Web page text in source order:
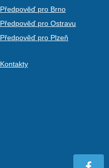
Předpověď pro Brno
Předpověď pro Ostravu
Předpověď pro Plzeň
Kontakty